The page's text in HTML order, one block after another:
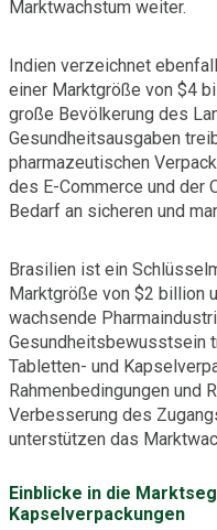
Marktwachstum weiter.
Indien verzeichnet
einer Marktgröße von $4
große Bevölkerung des
Gesundheitsausgaben
pharmazeutischen
des E-Commerce und der
Bedarf an sicheren und
Brasilien ist ein
Marktgröße von $2 billion
wachsende
Gesundheitsbewusstsein
Tabletten- und
Rahmenbedingungen und
Verbesserung des
unterstützen das
Einblicke in die
Kapselverpackungen